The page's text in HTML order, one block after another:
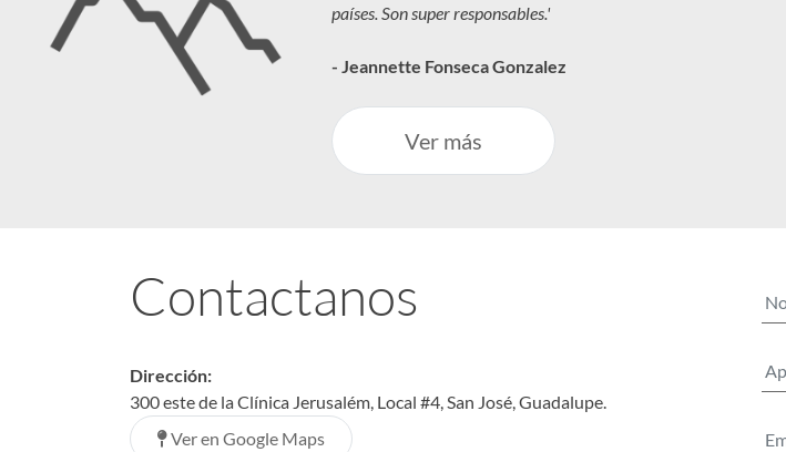
países. Son super responsables.'
- Jeannette Fonseca Gonzalez
Ver más
Contactanos
Dirección:
300 este de la Clínica Jerusalém, Local #4, San José, Guadalupe.
Ver en Google Maps